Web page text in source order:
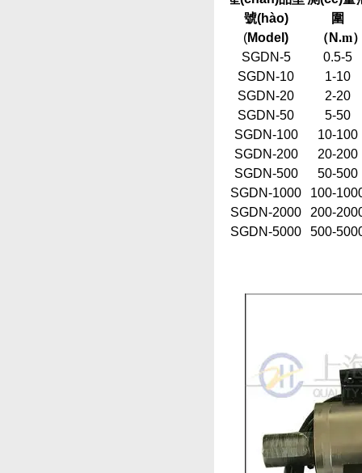
號(hào)
(Model)
圍
（ N.m
SGDN-5
0.5-5
SGDN-10
1-10
SGDN-20
2-20
SGDN-50
5-50
SGDN-100
10-100
SGDN-200
20-200
SGDN-500
50-500
SGDN-1000
100-
SGDN-2000
200-
SGDN-5000
500-